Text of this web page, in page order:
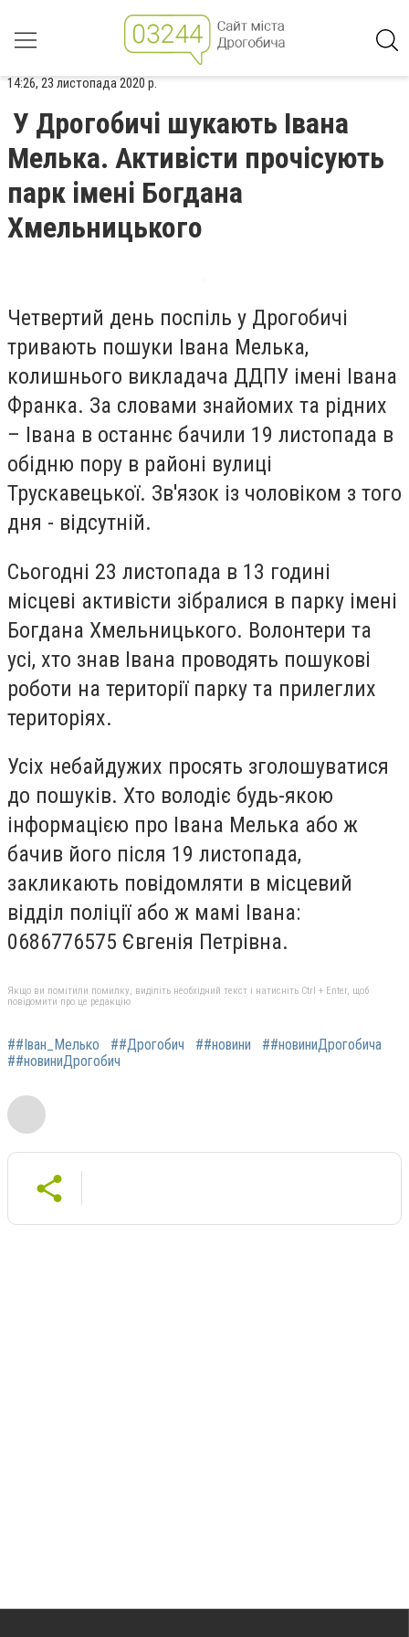
14:26, 23 листопада 2020 р.
У Дрогобичі шукають Івана
Мелька. Активісти прочісують
парк імені Богдана
Хмельницького
Четвертий день поспіль у Дрогобичі
тривають пошуки Івана Мелька,
колишнього викладача ДДПУ імені Івана
Франка. За словами знайомих та рідних
– Івана в останнє бачили 19 листопада в
обідню пору в районі вулиці
Трускавецької. Зв'язок із чоловіком з того
дня - відсутній.
Сьогодні 23 листопада в 13 годині
місцеві активісти зібралися в парку імені
Богдана Хмельницького. Волонтери та
усі, хто знав Івана проводять пошукові
роботи на території парку та прилеглих
територіях.
Усіх небайдужих просять зголошуватися
до пошуків. Хто володіє будь-якою
інформацією про Івана Мелька або ж
бачив його після 19 листопада,
закликають повідомляти в місцевий
відділ поліції або ж мамі Івана:
0686776575 Євгенія Петрівна.
Якщо ви помітили помилку, виділіть необхідний текст і натисніть Ctrl + Enter, щоб
повідомити про це редакцію
##Іван_Мелько ##Дрогобич ##новини
##новиниДрогобича
##новиниДрогобич